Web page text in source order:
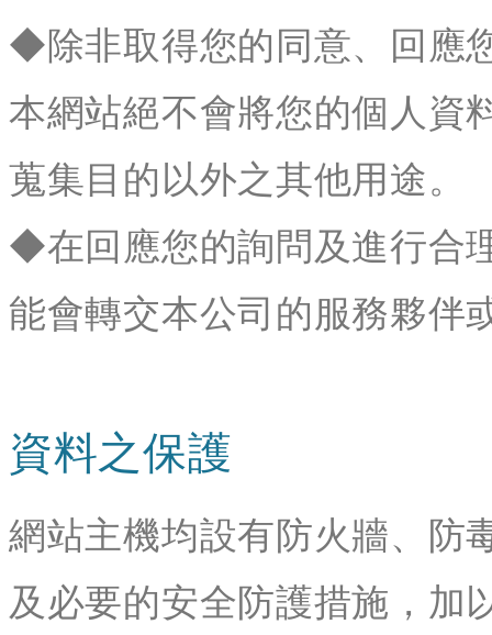
◆除非取得您的同意、回應
本網站絕不會將您的個人資
蒐集目的以外之其他用途。
◆在回應您的詢問及進行合
能會轉交本公司的服務夥伴
資料之保護
網站主機均設有防火牆、防
及必要的安全防護措施，加